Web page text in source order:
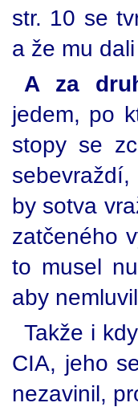
str. 10 se
a že mu
A za
jedem, po
stopy se
by sotva
zatčeného
to musel
aby
Takže i
CIA, jeho
nezavinil,